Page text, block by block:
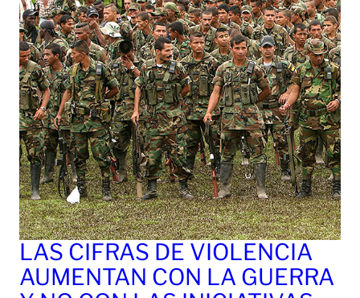
LAS CIFRAS DE VIOLENCIA
AUMENTAN CON LA GUERRA